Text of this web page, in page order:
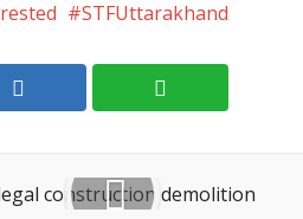
STFUttarakhand